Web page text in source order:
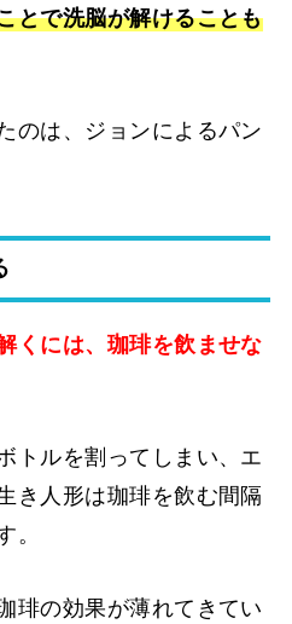
とで洗脳が解けることも
のは、ジョンによるパン
くには、珈琲を飲ませな
トルを割ってしまい、エ
き人形は珈琲を飲む間隔
。
琲の効果が薄れてきてい